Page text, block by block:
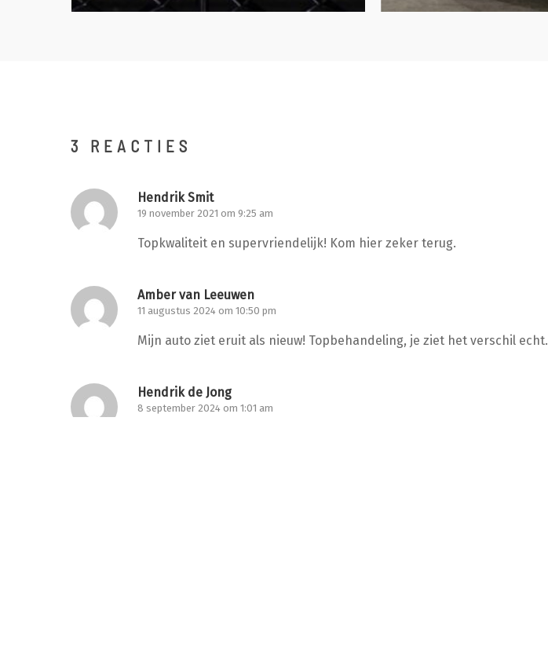
3 REACTIES
Hendrik Smit
19 november 2021 om 9:25 am
Topkwaliteit en supervriendelijk! Kom hier zeker terug.
Amber van Leeuwen
11 augustus 2024 om 10:50 pm
Mijn auto ziet eruit als nieuw! Topbehandeling, je ziet het verschil echt.
Hendrik de Jong
8 september 2024 om 1:01 am